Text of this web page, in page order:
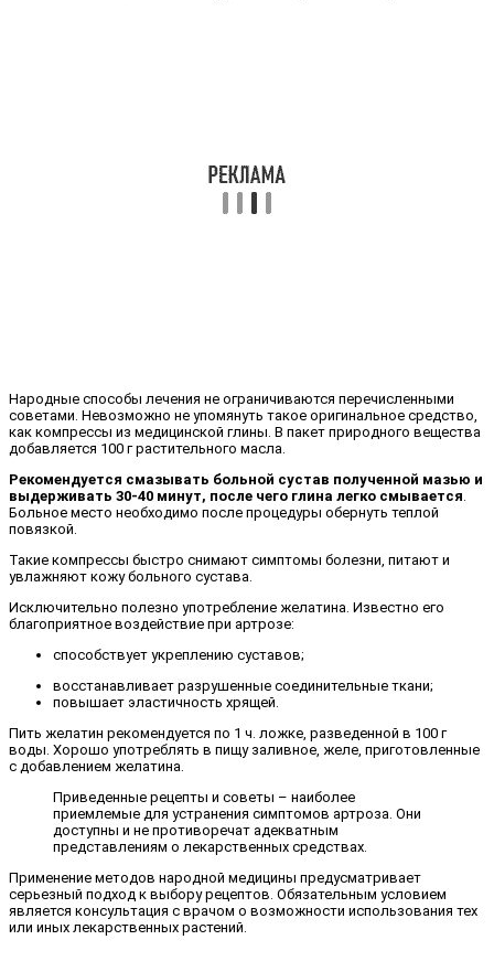
Народные способы лечения не ограничиваются перечисленными
советами. Невозможно не упомянуть такое оригинальное средство,
как компрессы из медицинской глины. В пакет природного вещества
добавляется 100 г растительного масла.
Рекомендуется смазывать больной сустав полученной мазью и
выдерживать 30-40 минут, после чего глина легко смывается.
Больное место необходимо после процедуры обернуть теплой
повязкой.
Такие компрессы быстро снимают симптомы болезни, питают и
увлажняют кожу больного сустава.
Исключительно полезно употребление желатина. Известно его
благоприятное воздействие при артрозе:
способствует укреплению суставов;
восстанавливает разрушенные соединительные ткани;
повышает эластичность хрящей.
Пить желатин рекомендуется по 1 ч. ложке, разведенной в 100 г
воды. Хорошо употреблять в пищу заливное, желе, приготовленные
с добавлением желатина.
Приведенные рецепты и советы – наиболее
приемлемые для устранения симптомов артроза. Они
доступны и не противоречат адекватным
представлениям о лекарственных средствах.
Применение методов народной медицины предусматривает
серьезный подход к выбору рецептов. Обязательным условием
является консультация с врачом о возможности использования тех
или иных лекарственных растений.